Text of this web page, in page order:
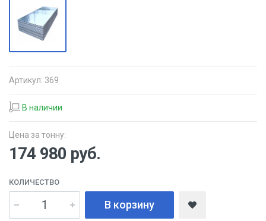
Артикул: 369
В наличии
Цена за тонну:
174 980 руб.
КОЛИЧЕСТВО
В корзину